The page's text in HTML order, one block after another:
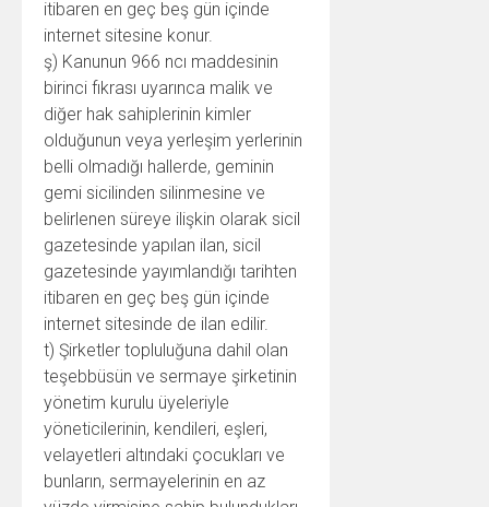
itibaren en geç beş gün içinde
internet sitesine konur.
ş) Kanunun 966 ncı maddesinin
birinci fıkrası uyarınca malik ve
diğer hak sahiplerinin kimler
olduğunun veya yerleşim yerlerinin
belli olmadığı hallerde, geminin
gemi sicilinden silinmesine ve
belirlenen süreye ilişkin olarak sicil
gazetesinde yapılan ilan, sicil
gazetesinde yayımlandığı tarihten
itibaren en geç beş gün içinde
internet sitesinde de ilan edilir.
t) Şirketler topluluğuna dahil olan
teşebbüsün ve sermaye şirketinin
yönetim kurulu üyeleriyle
yöneticilerinin, kendileri, eşleri,
velayetleri altındaki çocukları ve
bunların, sermayelerinin en az